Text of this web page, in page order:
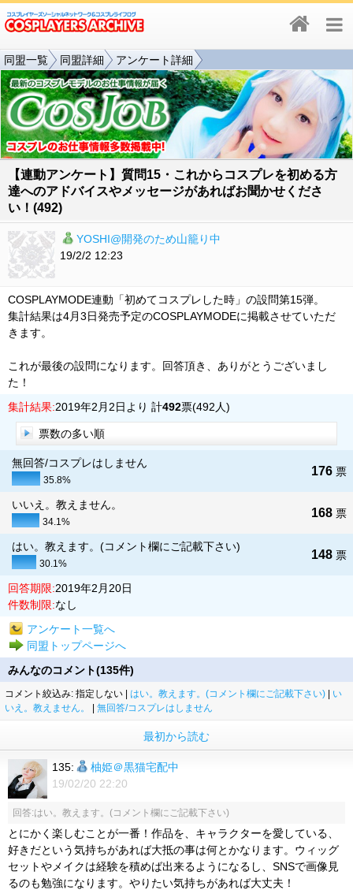
同盟一覧 同盟詳細 アンケート詳細
【連動アンケート】質問15・これからコスプレを初める方
達へのアドバイスやメッセージがあればお聞かせくださ
い！(492)
YOSHI@開発のため山籠り中
19/2/2 12:23
COSPLAYMODE連動「初めてコスプレした時」の設問第15弾。
集計結果は4月3日発売予定のCOSPLAYMODEに掲載させていただ
きます。
これが最後の設問になります。回答頂き、ありがとうございまし
た！
集計結果:2019年2月2日より 計492票(492人)
票数の多い順
無回答/コスプレはしません
35.8%
176 票
いいえ。教えません。
34.1%
168 票
はい。教えます。(コメント欄にご記載下さい)
30.1%
148 票
回答期限:2019年2月20日
件数制限:なし
アンケート一覧へ
同盟トップページへ
みんなのコメント(135件)
コメント絞込み: 指定しない | はい。教えます。(コメント欄にご記載下さい)
い
いえ。教えません。
無回答/コスプレはしません
最初から読む
135:
柚姫＠黒猫宅配中
19/02/20 22:20
回答:はい。教えます。(コメント欄にご記載下さい)
とにかく楽しむことが一番！作品を、キャラクターを愛している、
好きだという気持ちがあれば大抵の事は何とかなります。ウィッグ
セットやメイクは経験を積めば出来るようになるし、SNSで画像見
るのも勉強になります。やりたい気持ちがあれば大丈夫！